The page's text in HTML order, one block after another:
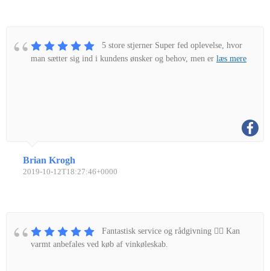
5 store stjerner Super fed oplevelse, hvor
man sætter sig ind i kundens ønsker og behov, men er læs mere
Brian Krogh
2019-10-12T18:27:46+0000
Fantastisk service og rådgivning 👌🏼 Kan
varmt anbefales ved køb af vinkøleskab.